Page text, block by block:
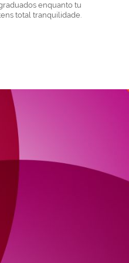
enquanto tu
total tranquilidade.